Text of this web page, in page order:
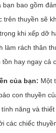
bạn bao gồm
trên thuyền sẽ
khi xếp dỡ
làm rách thân
hay ngay cả
của bạn: Một
con thuyền
năng và
các chiếc